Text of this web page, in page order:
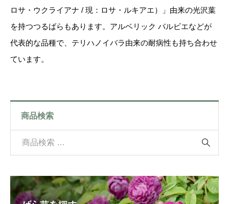
ロサ・ウクライアナ / 現：ロサ・ルキアエ）」由来の光沢葉
を持つつるばらもあります。アルベリック バルビエなどが
代表的な品種で、テリハノイバラ由来の耐病性も持ち合わせ
ています。
商品検索
象
:
